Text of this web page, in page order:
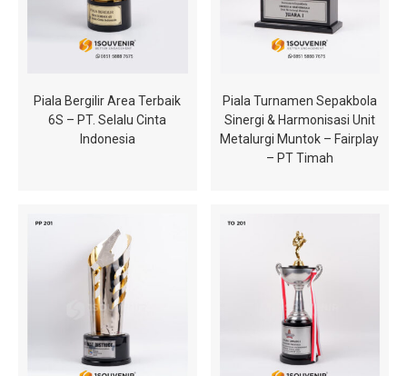
Piala Bergilir Area Terbaik
6S – PT. Selalu Cinta
Indonesia
Piala Turnamen Sepakbola
Sinergi & Harmonisasi Unit
Metalurgi Muntok – Fairplay
– PT Timah